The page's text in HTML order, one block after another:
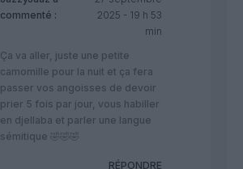
commenté :
2025 - 19 h 53
min
Ça va aller, juste une petite
camomille pour la nuit et ça fera
passer vos angoisses de devoir
prier 5 fois par jour, vous habiller
en djellaba et parler une langue
sémitique 🤣🤣🤣
RÉPONDRE